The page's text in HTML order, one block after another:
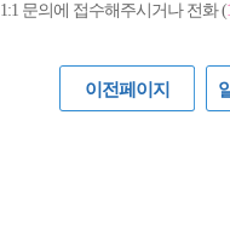
1:1 문의에 접수해주시거나 전화 (
이전페이지